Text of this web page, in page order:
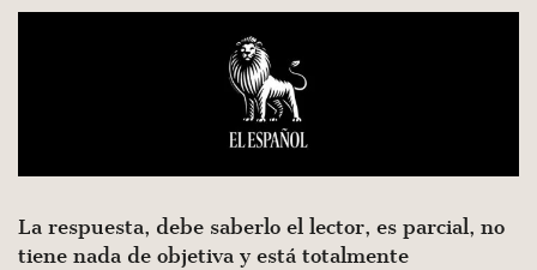
La respuesta, debe saberlo el lector, es parcial, no
tiene nada de objetiva y está totalmente